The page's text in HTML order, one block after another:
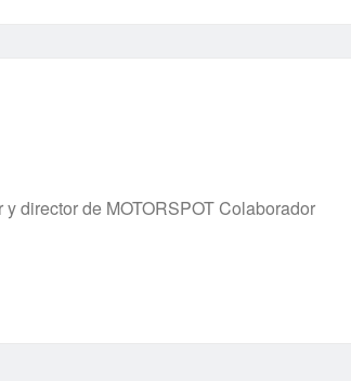
director de MOTORSPOT Colaborador